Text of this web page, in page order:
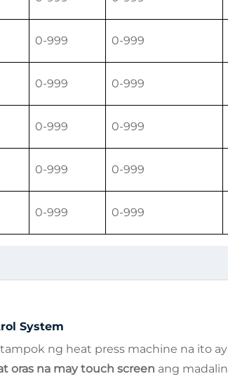
0-999 0-999
0-999 0-999
0-999 0-999
0-999 0-999
0-999 0-999
System
ng heat press machine na ito
oras na may touch screen ang